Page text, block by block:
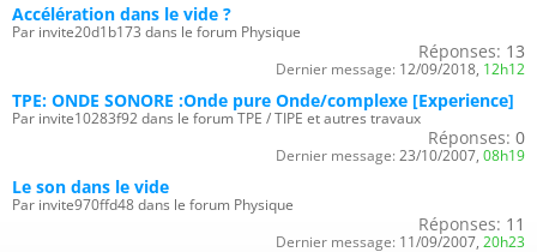
Accélération dans le vide ?
Par invite20d1b173 dans le forum Physique
Réponses: 13
Dernier message: 12/09/2018, 12h12
TPE: ONDE SONORE :Onde pure Onde/complexe [Experience]
Par invite10283f92 dans le forum TPE / TIPE et autres travaux
Réponses: 0
Dernier message: 23/10/2007, 08h19
Le son dans le vide
Par invite970ffd48 dans le forum Physique
Réponses: 11
Dernier message: 11/09/2007, 20h23